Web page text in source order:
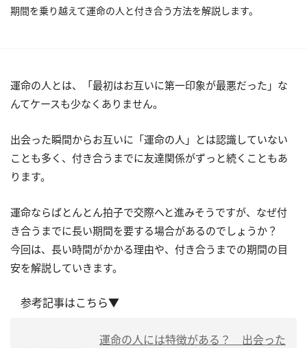
期間を乗り越えて運命の人と付き合う方法を解説します。
運命の人とは、「最初はお互いに第一印象が最悪だった」な
んてケースも少なくありません。
出会った瞬間からお互いに「運命の人」とは認識していない
ことも多く、付き合うまでに友達関係がずっと続くこともあ
ります。
運命ならばとんとん拍子で交際へと進みそうですが、なぜ付
き合うまでに長い期間を要する場合があるのでしょうか？
今回は、長い時間がかかる理由や、付き合うまでの期間の目
安を解説していきます。
参考記事はこちら▼
運命の人には特徴がある？ 出会った